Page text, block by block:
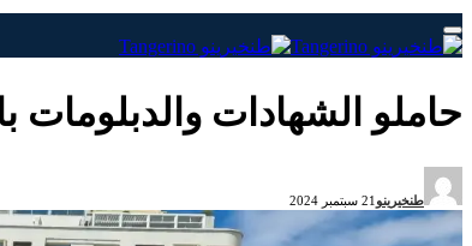
حاملو الشهادات والدبلومات
طنخيرينو 21 سبتمبر 2024